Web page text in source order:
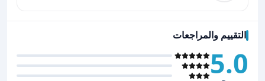
التقييم والمراجعات
5.0